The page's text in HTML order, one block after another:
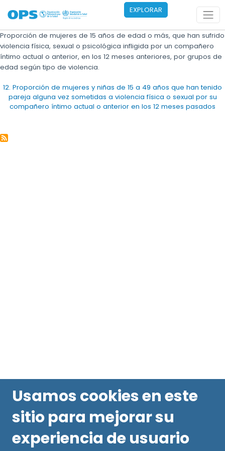
EXPLORAR
Proporción de mujeres de 15 años de edad o más, que han sufrido
violencia física, sexual o psicológica infligida por un compañero
íntimo actual o anterior, en los 12 meses anteriores, por grupos de
edad según tipo de violencia.
12. Proporción de mujeres y niñas de 15 a 49 años que han tenido
pareja alguna vez sometidas a violencia física o sexual por su
compañero íntimo actual o anterior en los 12 meses pasados
Usamos cookies en este
sitio para mejorar su
experiencia de usuario